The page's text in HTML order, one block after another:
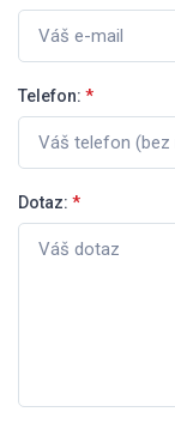
Telefon: *
Dotaz: *